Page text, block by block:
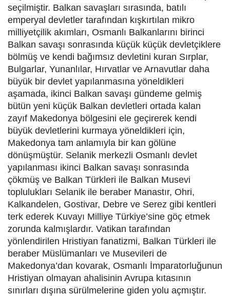
seçilmiştir. Balkan savaşları sırasında, batılı
emperyal devletler tarafından kışkırtılan mikro
milliyetçilik akımları, Osmanlı Balkanlarını birinci
Balkan savaşı sonrasında küçük küçük devletçiklere
bölmüş ve kendi bağımsız devletini kuran Sırplar,
Bulgarlar, Yunanlılar, Hırvatlar ve Arnavutlar daha
büyük bir devlet yapılanmasına yöneldikleri
aşamada, ikinci Balkan savaşı gündeme gelmiş
bütün yeni küçük Balkan devletleri ortada kalan
zayıf Makedonya bölgesini ele geçirerek kendi
büyük devletlerini kurmaya yöneldikleri için,
Makedonya tam anlamıyla bir kan gölüne
dönüşmüştür. Selanik merkezli Osmanlı devlet
yapılanması ikinci Balkan savaşı sonrasında
çökmüş ve Balkan Türkleri ile Balkan Musevi
toplulukları Selanik ile beraber Manastır, Ohri,
Kalkandelen, Gostivar, Debre ve Serez gibi kentleri
terk ederek Kuvayı Milliye Türkiye’sine göç etmek
zorunda kalmışlardır. Vatikan tarafından
yönlendirilen Hristiyan fanatizmi, Balkan Türkleri ile
beraber Müslümanları ve Musevileri de
Makedonya’dan kovarak, Osmanlı İmparatorluğunun
Hristiyan olmayan ahalisinin Avrupa kıtasının
sınırları dışına sürülmelerine giden yolu açmıştır.